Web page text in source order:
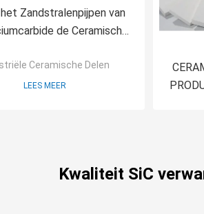
Zandstralenpijpen van
de Ceramische
Ceramische Delen
LEES MEER
Kwaliteit SiC